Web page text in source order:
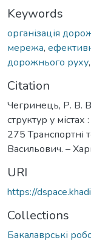
Keywords
організація
мережа,
дорожнього руху,
Citation
Чегринець, Р. В.
структур у містах
275 Транспортні
Васильович. –
URI
https://
Collections
Бакалаврські